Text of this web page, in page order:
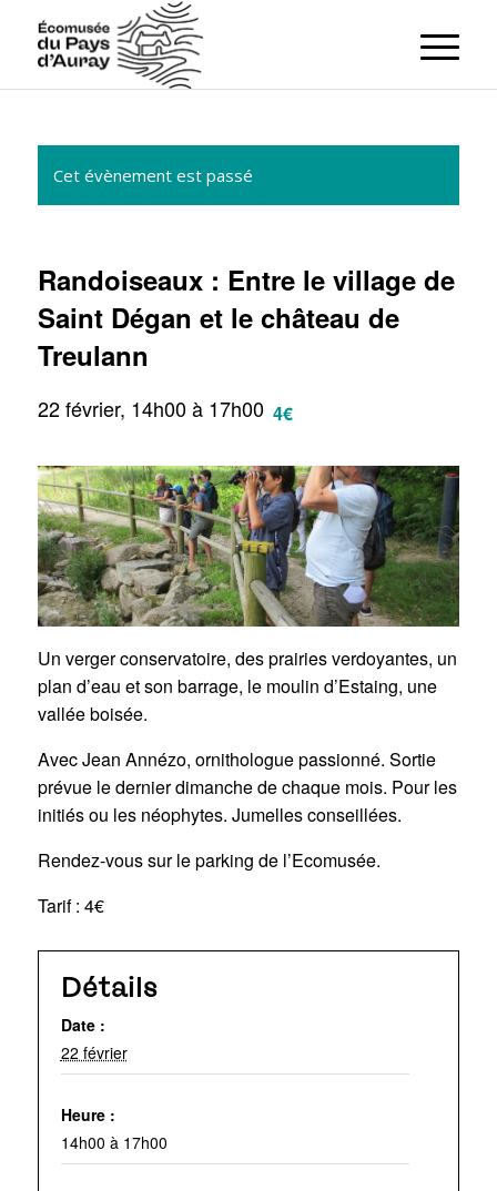
Cet évènement est passé
Randoiseaux : Entre le village de
Saint Dégan et le château de
Treulann
22 février, 14h00à 17h00 4€
Un verger conservatoire, des prairies verdoyantes, un
plan d’eau et son barrage, le moulin d’Estaing, une
vallée boisée.
Avec Jean Annézo, ornithologue passionné. Sortie
prévue le dernier dimanche de chaque mois. Pour les
initiés ou les néophytes. Jumelles conseillées.
Rendez-vous sur le parking de l’Ecomusée.
Tarif : 4€
Détails
Date :
22 février
Heure :
14h00 à 17h00